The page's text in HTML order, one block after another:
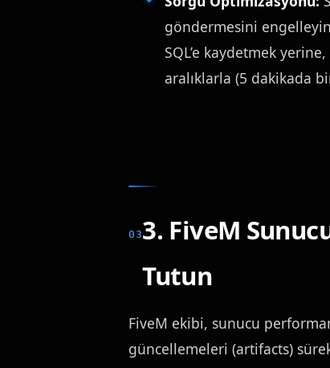
göndermesini
SQL’e kaydetmek
aralıklarla (5 dakikada
3. FiveM
Tutun
FiveM ekibi, sunucu
güncellemeleri (artifacts)